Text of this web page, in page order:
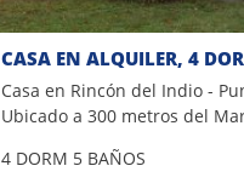
Casa en Rincón del Indio -
Ubicado a 300 metros del
Dormitorios 5 Baños Cocina
Comedor , Living Comedor
4 DORM 5 BAÑOS